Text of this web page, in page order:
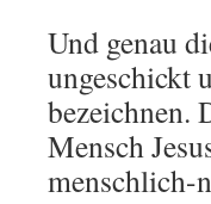
Und genau
ungeschickt
bezeichnen.
Mensch
menschlich-